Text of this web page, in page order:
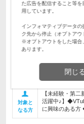
正社員 職種・業種未経
勤務地
【全国募集／47
ルによってフル
代：20時間分
初年度の年収：
対象と
なる方
【未経験・第
活躍中♪】
に興味のある方
た広告を配信すること等
用しています。
インフォマティブデータ
ク先から停止（オプトアウ
※オプトアウトをした場合
あります。
閉じ